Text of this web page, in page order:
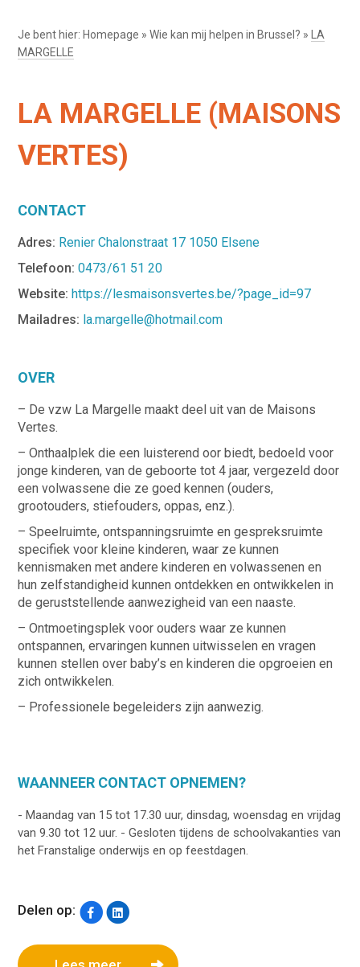
Je bent hier: Homepage »Wie kan mij helpen in Brussel? »
LA
MARGELLE
LA MARGELLE (MAISONS
VERTES)
CONTACT
Adres: Renier Chalonstraat 17 1050 Elsene
Telefoon: 0473/61 51 20
Website:https://lesmaisonsvertes.be/?page_id=97
Mailadres: la.margelle@hotmail.com
OVER
– De vzw La Margelle maakt deel uit van de Maisons
Vertes.
– Onthaalplek die een luisterend oor biedt, bedoeld voor
jonge kinderen, van de geboorte tot 4 jaar, vergezeld door
een volwassene die ze goed kennen (ouders,
grootouders, stiefouders, oppas, enz.).
– Speelruimte, ontspanningsruimte en gespreksruimte
specifiek voor kleine kinderen, waar ze kunnen
kennismaken met andere kinderen en volwassenen en
hun zelfstandigheid kunnen ontdekken en ontwikkelen in
de geruststellende aanwezigheid van een naaste.
– Ontmoetingsplek voor ouders waar ze kunnen
ontspannen, ervaringen kunnen uitwisselen en vragen
kunnen stellen over baby’s en kinderen die opgroeien en
zich ontwikkelen.
– Professionele begeleiders zijn aanwezig.
WAANNEER CONTACT OPNEMEN?
- Maandag van 15 tot 17.30 uur, dinsdag, woensdag en vrijdag
van 9.30 tot 12 uur. - Gesloten tijdens de schoolvakanties van
het Franstalige onderwijs en op feestdagen.
Delen op: